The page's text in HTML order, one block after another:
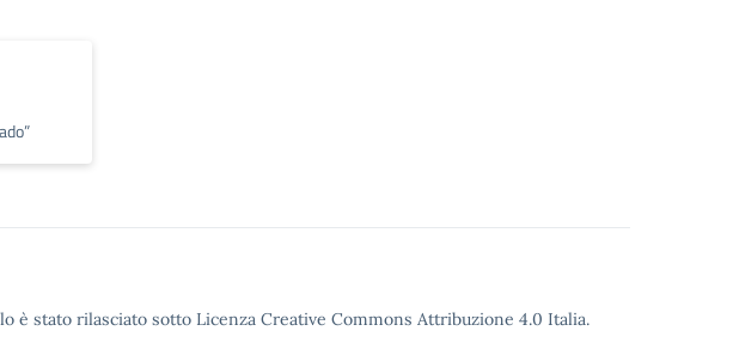
è stato rilasciato sotto Licenza Creative Commons Attribuzione 4.0 Italia.